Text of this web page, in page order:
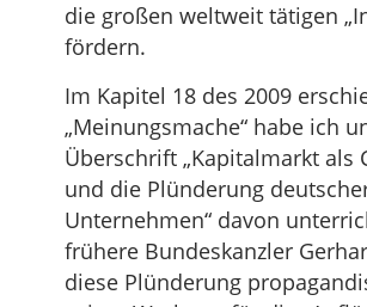
die großen weltweit tätigen
fördern.
Im Kapitel 18 des 2009
„Meinungsmache“ habe ich
Überschrift „Kapitalmarkt als
und die Plünderung
Unternehmen“ davon
frühere Bundeskanzler
diese Plünderung